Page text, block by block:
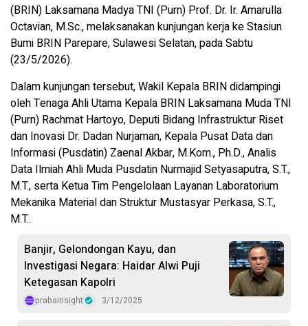
(BRIN) Laksamana Madya TNI (Purn) Prof. Dr. Ir. Amarulla
Octavian, M.Sc., melaksanakan kunjungan kerja ke Stasiun
Bumi BRIN Parepare, Sulawesi Selatan, pada Sabtu
(23/5/2026).
Dalam kunjungan tersebut, Wakil Kepala BRIN didampingi
oleh Tenaga Ahli Utama Kepala BRIN Laksamana Muda TNI
(Purn) Rachmat Hartoyo, Deputi Bidang Infrastruktur Riset
dan Inovasi Dr. Dadan Nurjaman, Kepala Pusat Data dan
Informasi (Pusdatin) Zaenal Akbar, M.Kom., Ph.D., Analis
Data Ilmiah Ahli Muda Pusdatin Nurmajid Setyasaputra, S.T.,
M.T., serta Ketua Tim Pengelolaan Layanan Laboratorium
Mekanika Material dan Struktur Mustasyar Perkasa, S.T.,
M.T..
Banjir, Gelondongan Kayu, dan
Investigasi Negara: Haidar Alwi Puji
Ketegasan Kapolri
prabainsight 3/12/2025